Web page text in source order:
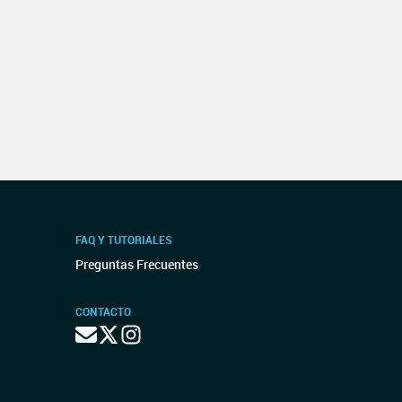
FAQ Y TUTORIALES
Preguntas Frecuentes
CONTACTO